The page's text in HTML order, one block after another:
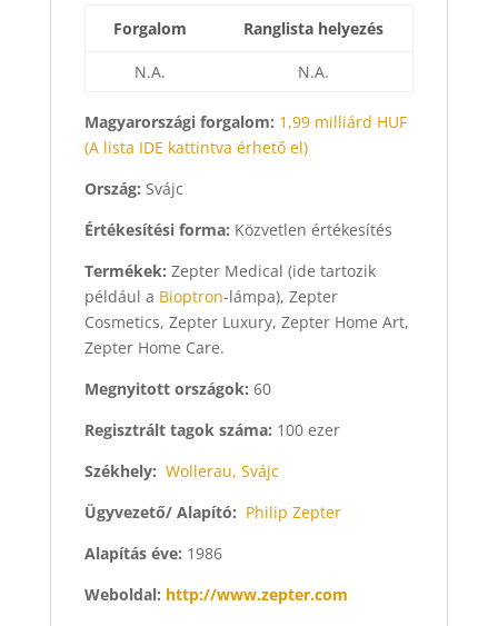
Forgalom Ranglista helyezés
N.A. N.A.
Magyarországi forgalom: 1,99 milliárd HUF
(A lista IDE kattintva érhető el)
Ország: Svájc
Értékesítési forma: Közvetlen értékesítés
Termékek: Zepter Medical (ide tartozik
például a Bioptron-lámpa), Zepter
Cosmetics, Zepter Luxury, Zepter Home Art,
Zepter Home Care.
Megnyitott országok: 60
Regisztrált tagok száma: 100 ezer
Székhely: Wollerau, Svájc
Ügyvezető/ Alapító: Philip Zepter
Alapítás éve: 1986
Weboldal: http://www.zepter.com